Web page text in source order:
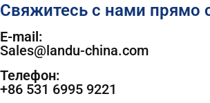
Свяжитесь с нами прямо
E-mail:
Sales@landu-china.com
Телефон:
+86 531 6995 9221